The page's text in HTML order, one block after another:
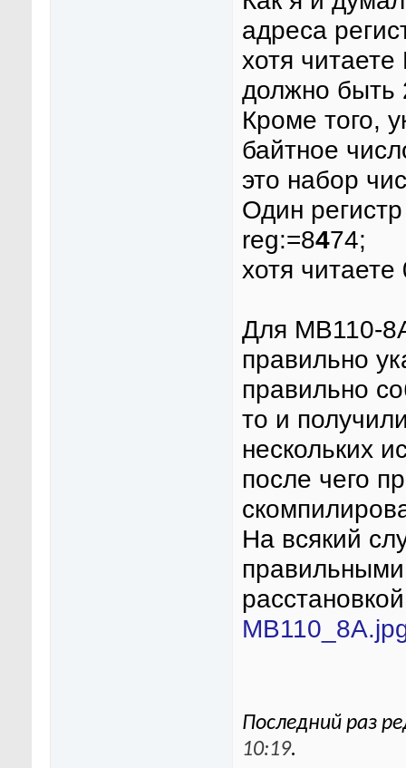
адреса
хотя
должно быть
Кроме того,
байтное
это набор
Один
reg:=8474;
хотя
Для МВ110-
правильно
правильно
то и
нескольких
после чего
На всякий
Последний раз
10:19.